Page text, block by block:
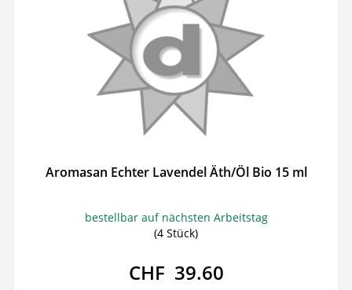
Aromasan Echter Lavendel Äth/Öl Bio 15 ml
bestellbar auf nächsten Arbeitstag
(4 Stück)
CHF 39.60